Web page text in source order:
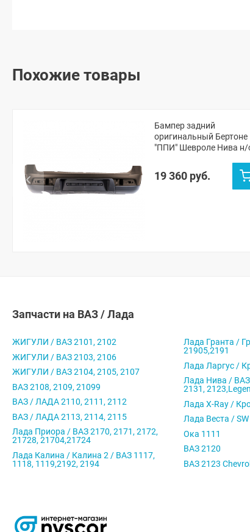
Похожие товары
Бампер задний
оригинальный Бертоне
"ППИ" Шевроле Нива н/
19 360 руб.
Запчасти на ВАЗ / Лада
ЖИГУЛИ / ВАЗ 2101, 2102
ЖИГУЛИ / ВАЗ 2103, 2106
ЖИГУЛИ / ВАЗ 2104, 2105, 2107
ВАЗ 2108, 2109, 21099
ВАЗ / ЛАДА 2110, 2111, 2112
ВАЗ / ЛАДА 2113, 2114, 2115
Лада Приора / ВАЗ 2170, 2171, 2172,
21728, 21704,21724
Лада Калина / Калина 2 / ВАЗ 1117,
1118, 1119,2192, 2194
Лада Гранта /
21905,2191
Лада Ларгус /
Лада Нива / ВАЗ
2131,
Лада X-Ray /
Лада Веста /
Ока 1111
ВАЗ 2120
ВАЗ 2123